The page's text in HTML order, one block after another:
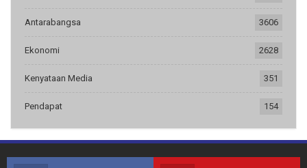
Antarabangsa 3606
Ekonomi 2628
Kenyataan Media 351
Pendapat 154